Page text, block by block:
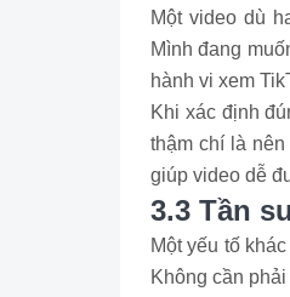
Một video dù
Mình đang
hành vi xem
Khi xác định
thậm chí là
giúp video dễ
3.3 Tần
Một yếu tố
Không cần